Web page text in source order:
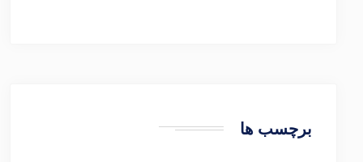
برچسب ها